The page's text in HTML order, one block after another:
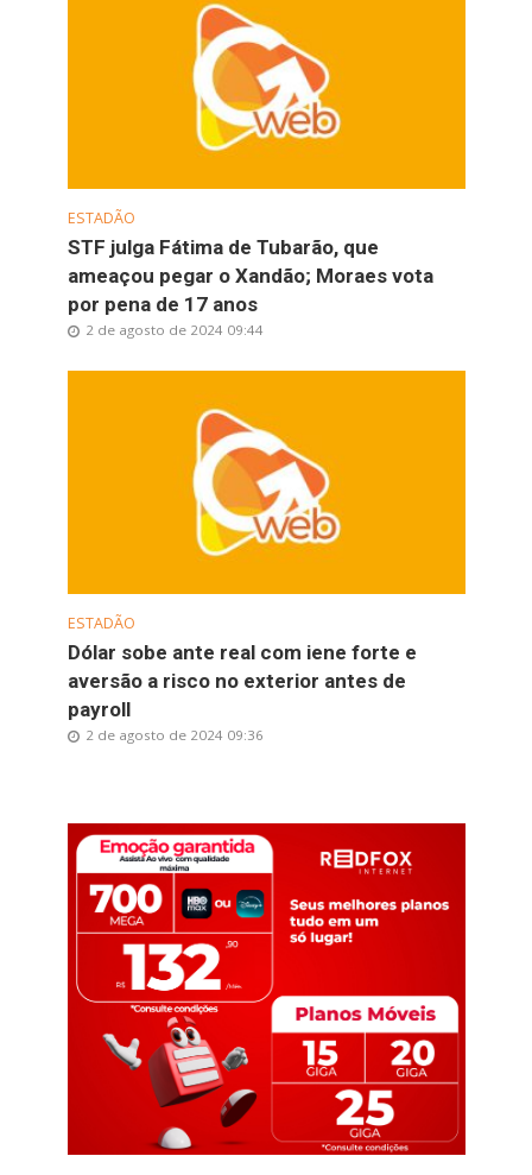
ESTADÃO
STF julga Fátima de Tubarão, que
ameaçou pegar o Xandão; Moraes vota
por pena de 17 anos
2 de agosto de 2024 09:44
ESTADÃO
Dólar sobe ante real com iene forte e
aversão a risco no exterior antes de
payroll
2 de agosto de 2024 09:36